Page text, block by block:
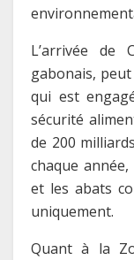
L’arrivée de
gabonais,
qui est
sécurité
de 200
chaque
et les abats
uniquement.
Quant à la